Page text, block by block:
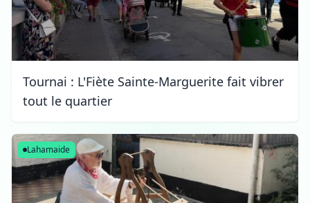
Tournai : L'Fiète Sainte-Marguerite fait vibrer
tout le quartier
Lahamaide